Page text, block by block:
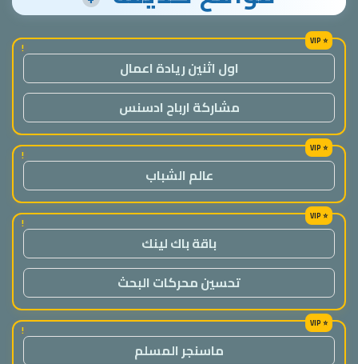
!
اول اثنين ريادة اعمال
مشاركة ارباح ادسنس
!
عالم الشباب
!
باقة باك لينك
تحسين محركات البحث
!
ماسنجر المسلم